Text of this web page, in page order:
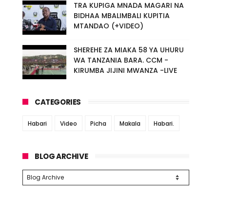
TRA KUPIGA MNADA MAGARI NA
BIDHAA MBALIMBALI KUPITIA
MTANDAO (+VIDEO)
SHEREHE ZA MIAKA 58 YA UHURU
WA TANZANIA BARA. CCM -
KIRUMBA JIJINI MWANZA -LIVE
CATEGORIES
Habari Video Picha Makala Habari.
BLOG ARCHIVE